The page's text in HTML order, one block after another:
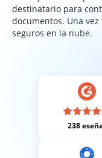
destinatario para
documentos. Una
seguros en la nube.
238